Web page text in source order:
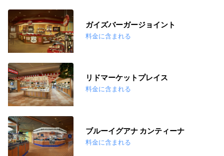
ガイズバーガージョイント
料金に含まれる
リドマーケットプレイス
料金に含まれる
ブルーイグアナ カンティーナ
料金に含まれる